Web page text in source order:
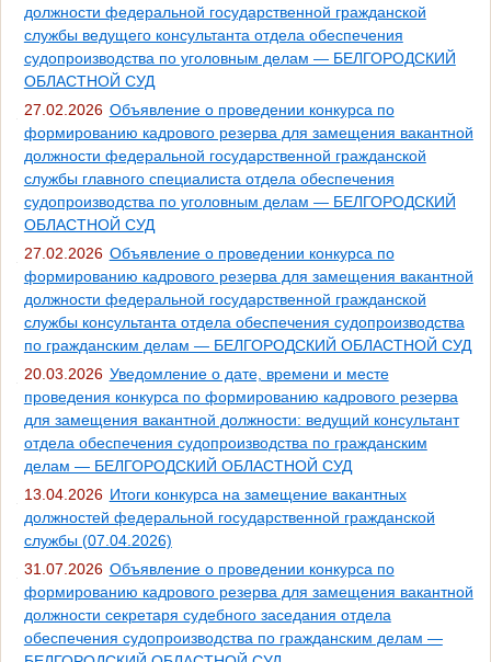
должности федеральной государственной гражданской
службы ведущего консультанта отдела обеспечения
судопроизводства по уголовным делам — БЕЛГОРОДСКИЙ
ОБЛАСТНОЙ СУД
27.02.2026 Объявление о проведении конкурса по
формированию кадрового резерва для замещения вакантной
должности федеральной государственной гражданской
службы главного специалиста отдела обеспечения
судопроизводства по уголовным делам — БЕЛГОРОДСКИЙ
ОБЛАСТНОЙ СУД
27.02.2026 Объявление о проведении конкурса по
формированию кадрового резерва для замещения вакантной
должности федеральной государственной гражданской
службы консультанта отдела обеспечения судопроизводства
по гражданским делам — БЕЛГОРОДСКИЙ ОБЛАСТНОЙ СУД
20.03.2026 Уведомление о дате, времени и месте
проведения конкурса по формированию кадрового резерва
для замещения вакантной должности: ведущий консультант
отдела обеспечения судопроизводства по гражданским
делам — БЕЛГОРОДСКИЙ ОБЛАСТНОЙ СУД
13.04.2026 Итоги конкурса на замещение вакантных
должностей федеральной государственной гражданской
службы (07.04.2026)
31.07.2026 Объявление о проведении конкурса по
формированию кадрового резерва для замещения вакантной
должности секретаря судебного заседания отдела
обеспечения судопроизводства по гражданским делам —